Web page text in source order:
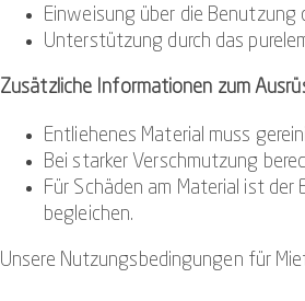
Einweisung über die Benutzung
Unterstützung durch das
Zusätzliche Informationen zum
Entliehenes Material muss
Bei starker Verschmutzung
Für Schäden am Material ist
begleichen.
Unsere Nutzungsbedingungen für